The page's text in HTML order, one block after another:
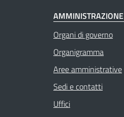
AMMINISTRAZIONE
Organi di governo
Organigramma
Aree amministrative
Sedi e contatti
Uffici